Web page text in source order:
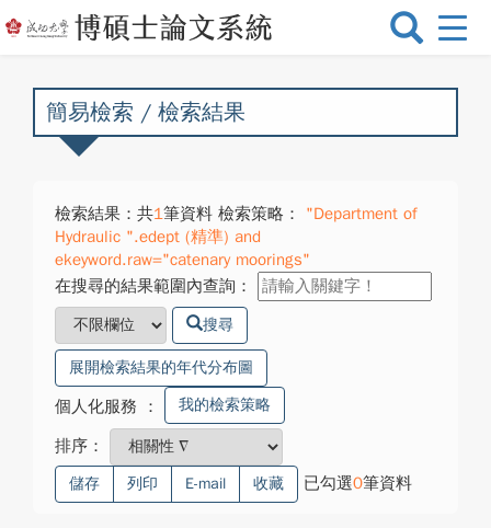
選
換
簡易檢索 / 檢索結果
檢索結果：共1筆資料 檢索策略：
"Department of
Hydraulic ".edept (精準) and
ekeyword.raw="catenary moorings"
在搜尋的結果範圍內查詢：
搜尋
展開檢索結果的年代分布圖
個人化服務 ： 我的檢索策略
排序：
儲存 列印 E-mail 收藏 已勾選0筆資料